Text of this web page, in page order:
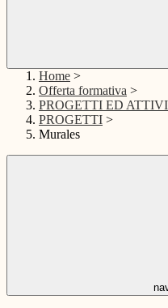
Home >
Offerta formativa >
PROGETTI ED
PROGETTI >
Murales